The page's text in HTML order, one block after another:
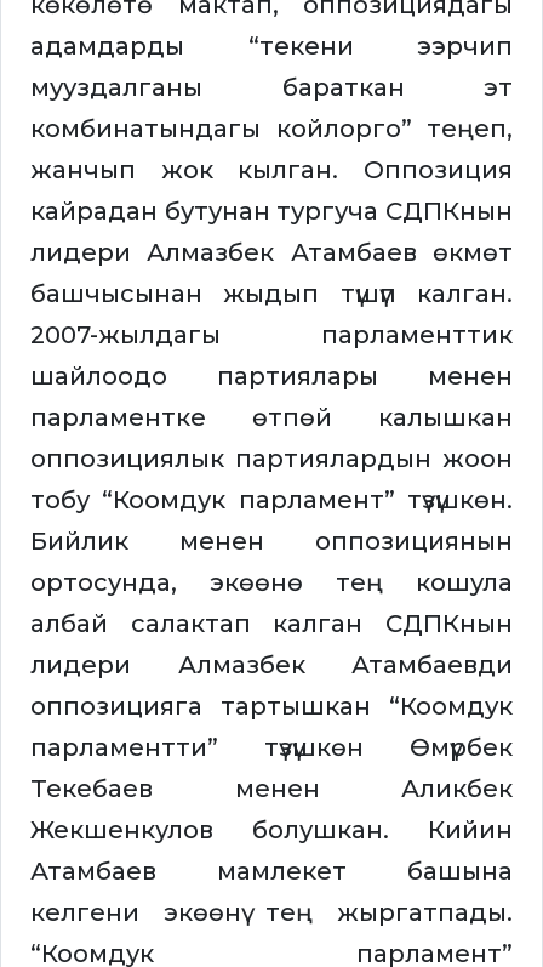
адамдарды “текени ээрчип
мууздалганы бараткан эт
комбинатындагы койлорго” теңеп,
жанчып жок кылган. Оппозиция
кайрадан бутунан тургуча СДПКнын
лидери Алмазбек Атамбаев өкмөт
башчысынан жыдып түшүп калган.
2007-жылдагы парламенттик
шайлоодо партиялары менен
парламентке өтпөй калышкан
оппозициялык партиялардын жоон
тобу “Коомдук парламент” түзүшкөн.
Бийлик менен оппозициянын
ортосунда, экөөнө тең кошула
албай салактап калган СДПКнын
лидери Алмазбек Атамбаевди
оппозицияга тартышкан “Коомдук
парламентти” түзүшкөн Өмүрбек
Текебаев менен Аликбек
Жекшенкулов болушкан. Кийин
Атамбаев мамлекет башына
келгени экөөнү тең жыргатпады.
“Коомдук парламент”